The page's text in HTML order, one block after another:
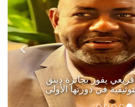
يفوز بجائزة دينق
في دورتها الأولى